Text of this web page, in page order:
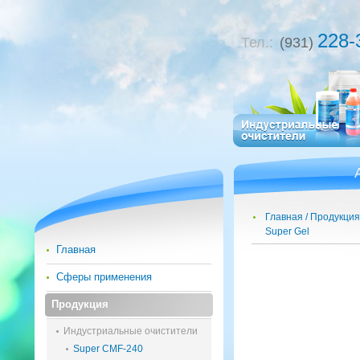
Тел.: (931)
Главная
Продукция
Super Gel
Главная
Сферы применения
Продукция
Индустриальные очистители
Super CMF-240